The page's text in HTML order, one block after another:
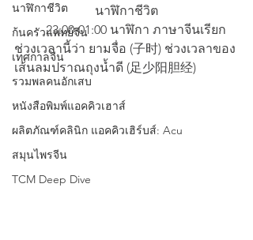
นาฬิกาชีวิต
ก้นครัวแพทย์จีน
เทศกาลจีน
รวมพลคนอักเสบ
หนังสือพิมพ์แอคคิวเฮาส์
ผลิตภัณฑ์คลินิก แอคคิวเฮิร์บส์: Acu
สมุนไพรจีน
TCM Deep Dive
นาฬิกาชีวิต
23:00-01:00 นาฬิกา ภาษาจีนเรียก
ช่วงเวลานี้ว่า ยามจื่อ (子时) ช่วงเวลาของ
เส้นลมปราณถุงน้ำดี (足少阳胆经)